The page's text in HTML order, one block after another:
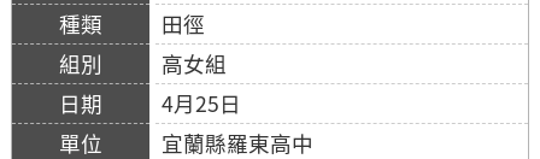
田徑
高女組
4月25日
宜蘭縣羅東高中